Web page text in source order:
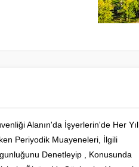
Alanın'da İşyerlerin'de Her Yıl
Periyodik Muayeneleri, İlgili
Denetleyip , Konusunda